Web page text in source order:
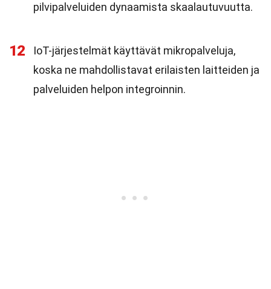
pilvipalveluiden dynaamista skaalautuvuutta.
12
IoT-järjestelmät käyttävät mikropalveluja,
koska ne mahdollistavat erilaisten laitteiden ja
palveluiden helpon integroinnin.